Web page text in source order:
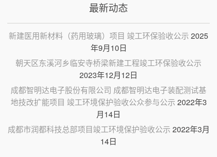
最新动态
新建医用新材料（药用玻璃）项目 竣工环保验收公示 2025
年9月10日
朝天区东溪河乡临安寺桥梁新建工程竣工环保验收公示
2023年12月12日
成都智明达电子股份有限公司 成都智明达电子装配测试基
地技改扩能项目 竣工环境保护验收公众参与公示 2022年3
月14日
成都市润都科技总部项目竣工环境保护验收公示 2022年3月
14日